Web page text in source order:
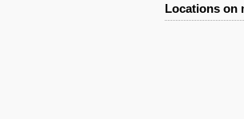
Locations on